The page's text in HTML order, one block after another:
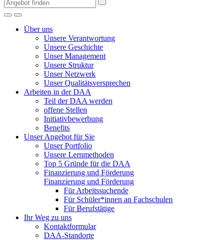
Über uns
Unsere Verantwortung
Unsere Geschichte
Unser Management
Unsere Struktur
Unser Netzwerk
Unser Qualitätsversprechen
Arbeiten in der DAA
Teil der DAA werden
offene Stellen
Initiativbewerbung
Benefits
Unser Angebot für Sie
Unser Portfolio
Unsere Lernmethoden
Top 5 Gründe für die DAA
Finanzierung und Förderung
Finanzierung und Förderung
Für Arbeitssuchende
Für Schüler*innen an Fachschulen
Für Berufstätige
Ihr Weg zu uns
Kontaktformular
DAA-Standorte